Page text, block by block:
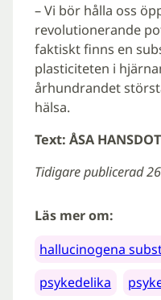
– Vi bör hålla oss
revolutionerande
faktiskt finns en
plasticiteten i
århundrandet
hälsa.
Text: ÅSA
Tidigare publicerad
Läs mer om:
hallucinogena
psykedelika